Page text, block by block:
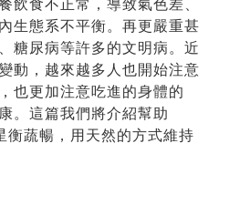
飲食不正常，導致氣色差、
生態系不平衡。再更嚴重甚
糖尿病等許多的文明病。近
動，越來越多人也開始注意
也更加注意吃進的身體的
。這篇我們將介紹幫助
蔬暢，用天然的方式維持